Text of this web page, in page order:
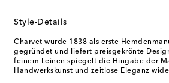
Style-Details
Charvet wurde 1838 als erste
gegründet und liefert preisgekrönte
feinem Leinen spiegelt die Hingabe der
Handwerkskunst und zeitlose Eleganz